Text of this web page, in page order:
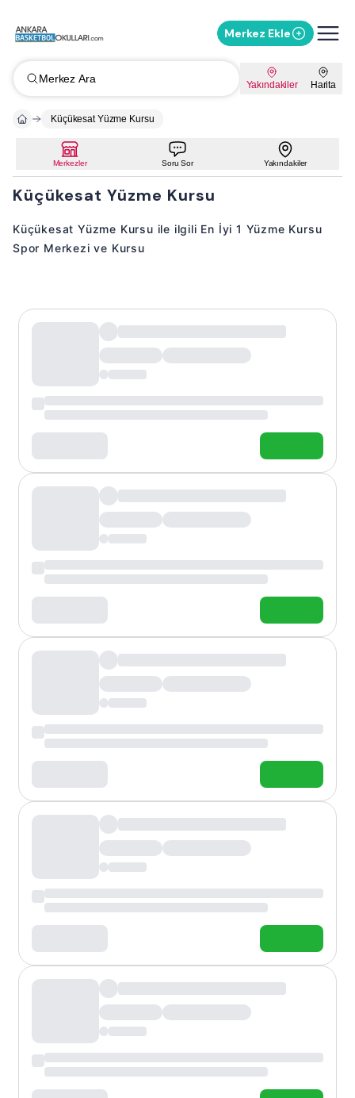
Merkez Ekle
Merkez Ara Yakındakiler Harita
Küçükesat Yüzme Kursu
Merkezler Soru Sor Yakındakiler
Küçükesat Yüzme Kursu
Küçükesat Yüzme Kursu ile ilgili En İyi 1 Yüzme Kursu
Spor Merkezi ve Kursu